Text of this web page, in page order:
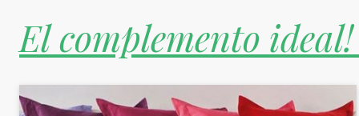
El complemento